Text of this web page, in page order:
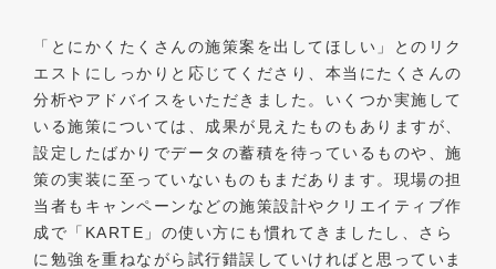
「とにかくたくさんの施策案を出してほしい」とのリク
エストにしっかりと応じてくださり、本当にたくさんの
分析やアドバイスをいただきました。いくつか実施して
いる施策については、成果が見えたものもありますが、
設定したばかりでデータの蓄積を待っているものや、施
策の実装に至っていないものもまだあります。現場の担
当者もキャンペーンなどの施策設計やクリエイティブ作
成で「KARTE」の使い方にも慣れてきましたし、さら
に勉強を重ねながら試行錯誤していければと思っていま